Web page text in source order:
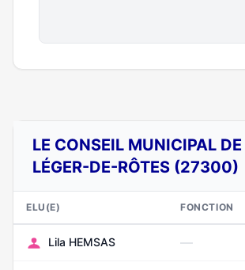
LE CONSEIL MUNICIPAL
LÉGER-DE-RÔTES (27300)
ELU(E) FONCTION
Lila HEMSAS —